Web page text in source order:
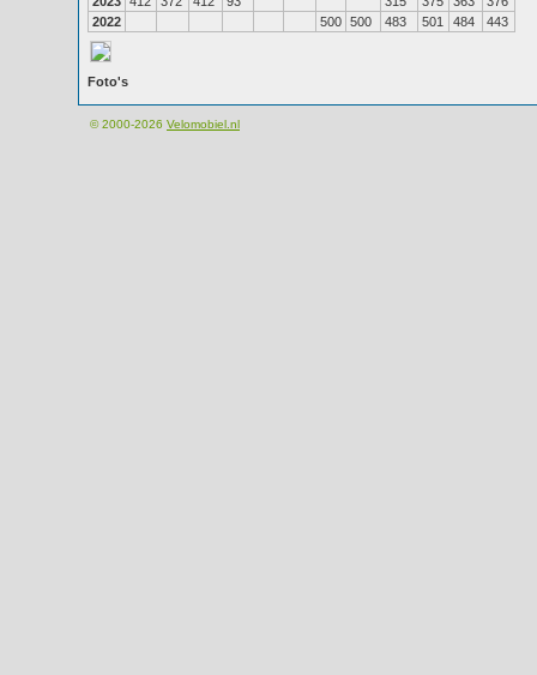
2022
500 500 483 501 484 443
Foto's
© 2000-2026 Velomobiel.nl